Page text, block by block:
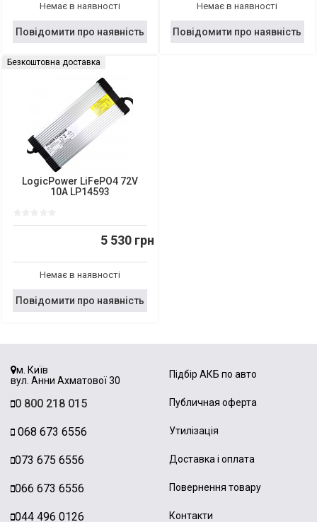
Немає в наявності
Повідомити про наявність
Немає в наявності
Повідомити про наявність
Безкоштовна доставка
LogicPower LiFePO4 72V
10A LP14593
5 530 грн
Немає в наявності
Повідомити про наявність
м. Київ
вул. Анни Ахматової 30
0 800 218 015
068 673 6556
073 675 6556
066 673 6556
044 496 0126
Підбір АКБ по авто
Публичная оферта
Утилізація
Доставка і оплата
Повернення товару
Контакти